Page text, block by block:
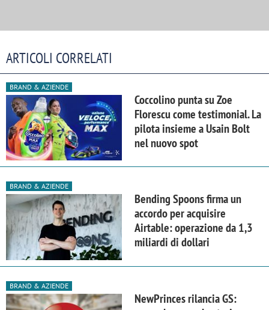
ARTICOLI CORRELATI
BRAND & AZIENDE
Coccolino punta su Zoe
Florescu come testimonial. La
pilota insieme a Usain Bolt
nel nuovo spot
BRAND & AZIENDE
Bending Spoons firma un
accordo per acquisire
Airtable: operazione da 1,3
miliardi di dollari
BRAND & AZIENDE
NewPrinces rilancia GS: